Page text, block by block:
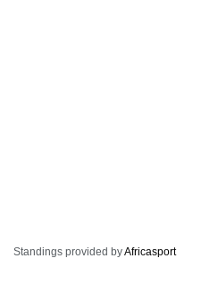
Standings provided byAfricasport